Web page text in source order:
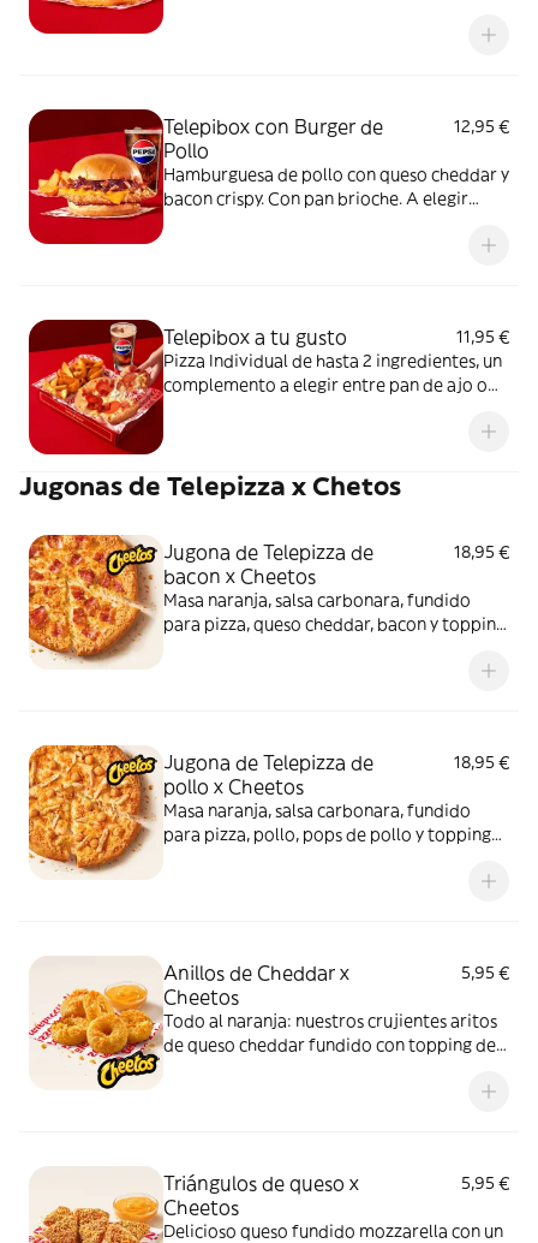
Telepibox con Burger de
Pollo
12,95 €
Hamburguesa de pollo con queso cheddar y
bacon crispy. Con pan brioche. A elegir
Acompañada de una ración de patatas gajo
Telepibox a tu gusto
11,95 €
Pizza Individual de hasta 2 ingredientes, un
complemento a elegir entre pan de ajo o
Jugonas de Telepizza x Chetos
Jugona de Telepizza de
bacon x Cheetos
18,95 €
Masa naranja, salsa carbonara, fundido
para pizza, queso cheddar, bacon y topping
Jugona de Telepizza de
pollo x Cheetos
18,95 €
Masa naranja, salsa carbonara, fundido
para pizza, pollo, pops de pollo y topping
Anillos de Cheddar x
Cheetos
5,95 €
Todo al naranja: nuestros crujientes aritos
de queso cheddar fundido con topping de
Triángulos de queso x
Cheetos
5,95 €
Delicioso queso fundido mozzarella con un